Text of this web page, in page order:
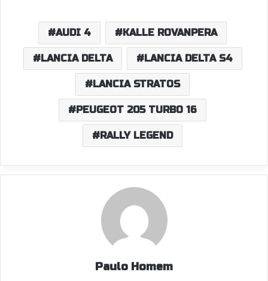
AUDI 4 KALLE ROVANPERA
LANCIA DELTA LANCIA DELTA S4
LANCIA STRATOS
PEUGEOT 205 TURBO 16
RALLY LEGEND
Paulo Homem